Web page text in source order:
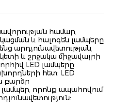
համար,
և հալոգեն լամպերը
արդյունավետության,
և շրջակա միջավայրի
LED լամպերը
հետ: LED
բարձր
լամպեր, որոնք ապահովում